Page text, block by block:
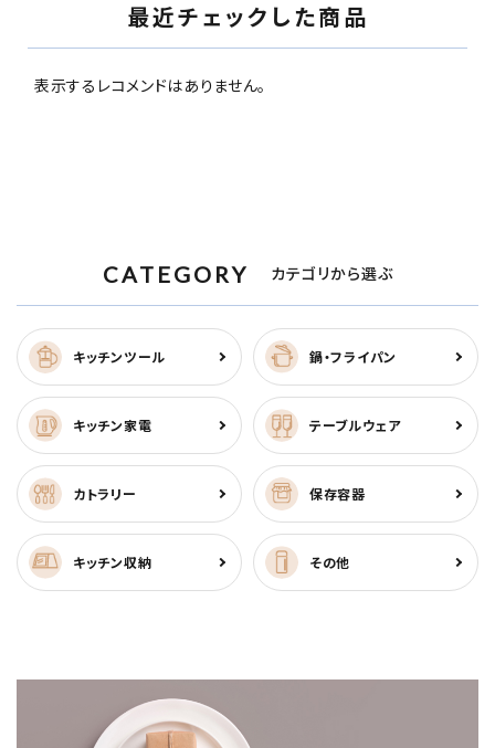
最近チェックした商品
表示するレコメンドはありません。
CATEGORY カテゴリから選ぶ
キッチンツール 鍋・フライパン
キッチン家電 テーブルウェア
カトラリー 保存容器
キッチン収納 その他